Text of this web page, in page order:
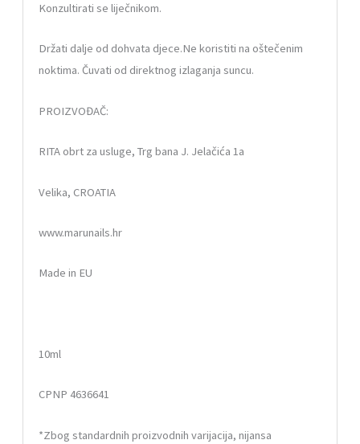
Konzultirati se liječnikom.
Držati dalje od dohvata djece.Ne koristiti na oštečenim
noktima. Čuvati od direktnog izlaganja suncu.
PROIZVOĐAČ:
RITA obrt za usluge, Trg bana J. Jelačića 1a
Velika, CROATIA
www.marunails.hr
Made in EU
10ml
CPNP 4636641
*Zbog standardnih proizvodnih varijacija, nijansa